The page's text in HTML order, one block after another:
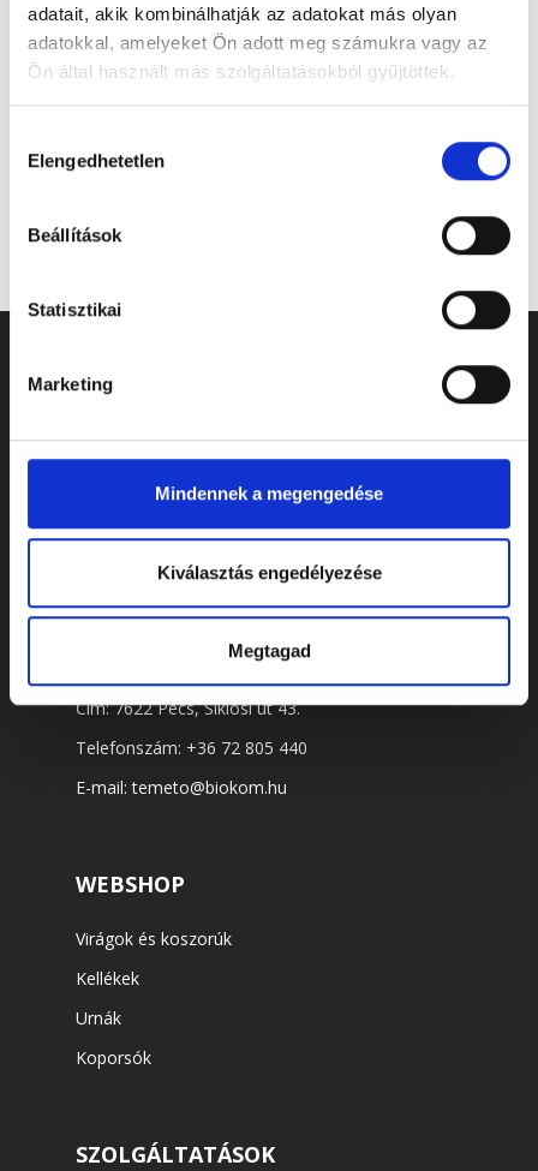
adatait, akik kombinálhatják az adatokat más olyan
adatokkal, amelyeket Ön adott meg számukra vagy az
Ön által használt más szolgáltatásokból gyűjtöttek.
kiválasztása
Elengedhetetlen
Beállítások
Statisztikai
Marketing
Mindennek a megengedése
Kiválasztás engedélyezése
Megtagad
NDT
15:30
NDT: Nagy Díszterem
ELÉRHETŐSÉGEK
Cím: 7622 Pécs, Siklósi út 43.
Telefonszám: +36 72 805 440
E-mail:temeto@biokom.hu
WEBSHOP
Virágok és koszorúk
Kellékek
Urnák
Koporsók
SZOLGÁLTATÁSOK